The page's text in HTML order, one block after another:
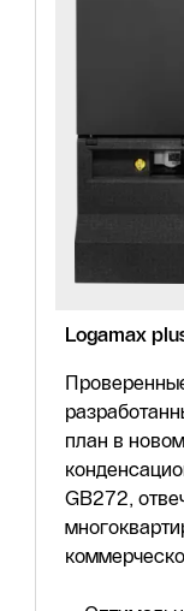
Logamax
план в
GB272,